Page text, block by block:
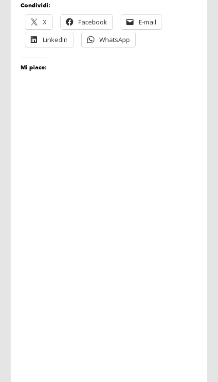
Condividi:
X Facebook
E-mail
LinkedIn
WhatsApp
Mi piace: